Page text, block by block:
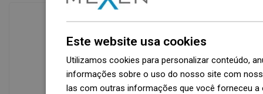
Disponibilidade de mercadorias
Um moderno centro logístico com área
de 31.000 m² e mais de 68.000 paletes
oferece mais de 1.500.000 peças de
Este website usa cookies
Utilizamos cookies para personalizar conteúdo,
informações sobre o uso do nosso site com
las com outras informações que você forneceu